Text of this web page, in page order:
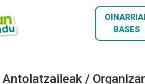
BASES
Antolatzaileak /